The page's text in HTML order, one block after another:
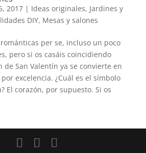
2017| Ideas originales, Jardines y
DIY, Mesas y salones
per se, incluso un poco
pero si os casáis coincidiendo
de San Valentín ya se convierte en
excelencia. ¿Cuál es el símbolo
El corazón, por supuesto. Si os